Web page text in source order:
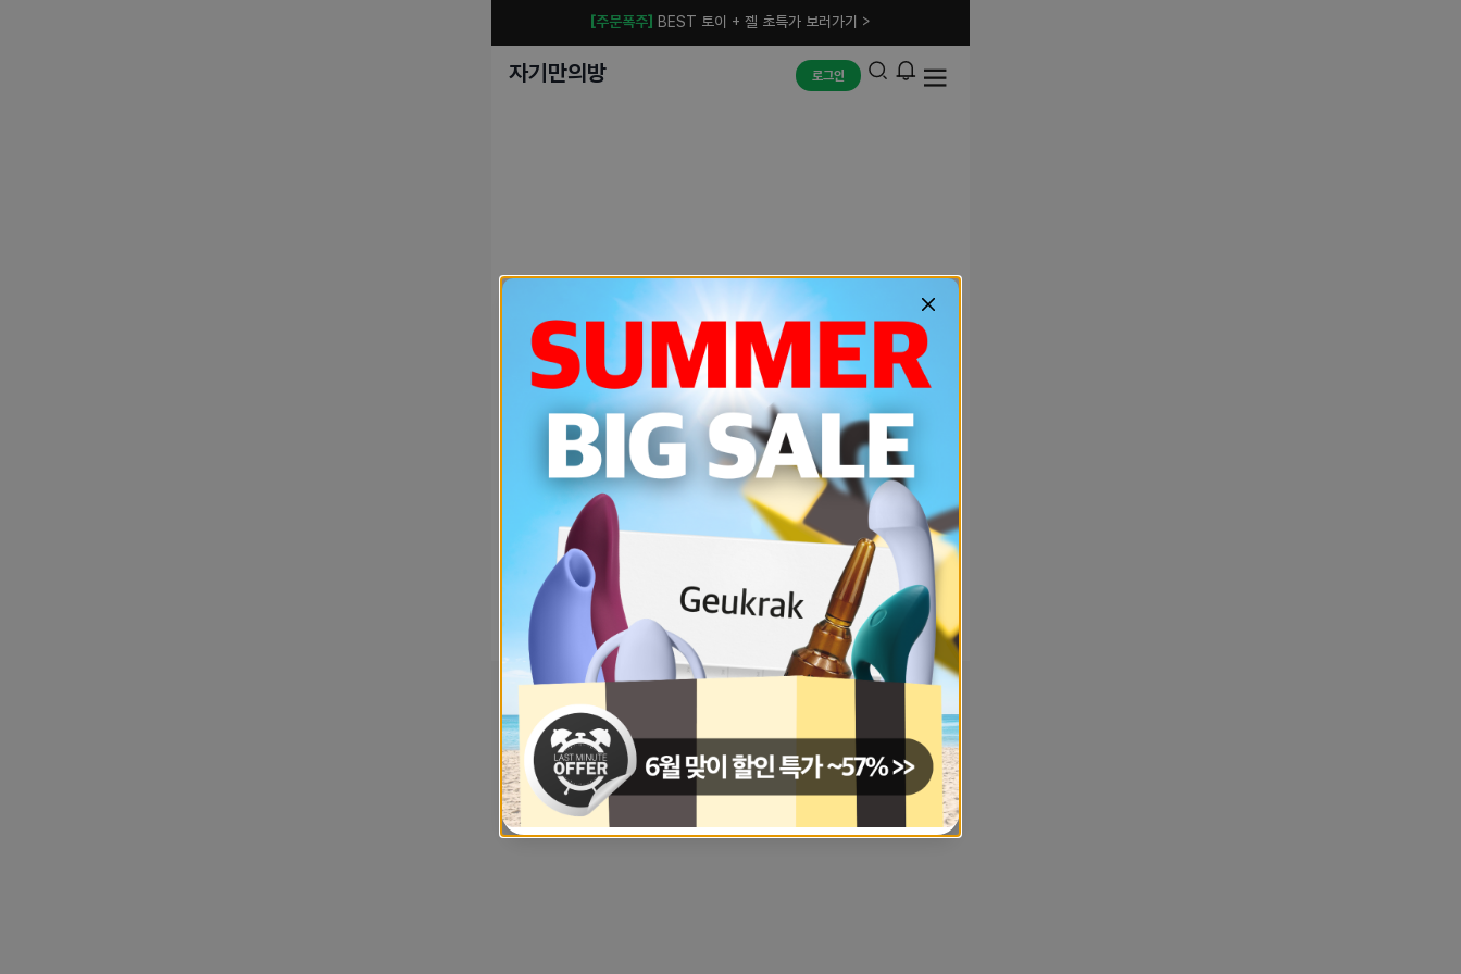
[주문폭주] BEST 토이 + 젤 초특가 보러가기 >
자기만의방 로그인
예상치 못한 에러입니다.